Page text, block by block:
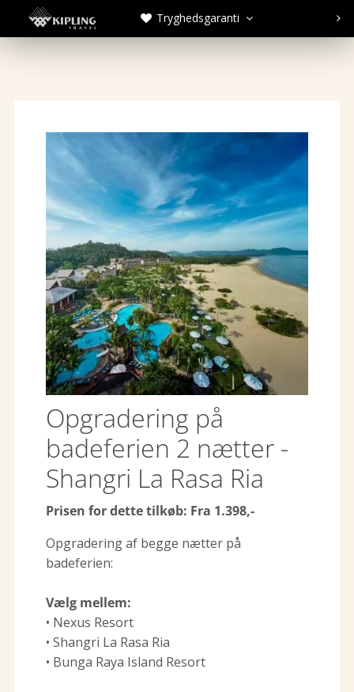
 Tryghedsgaranti  
Opgradering på
badeferien 2 nætter -
Shangri La Rasa Ria
Prisen for dette tilkøb: Fra 1.398,-
Opgradering af begge nætter på
badeferien:
Vælg mellem:
• Nexus Resort
• Shangri La Rasa Ria
• Bunga Raya Island Resort